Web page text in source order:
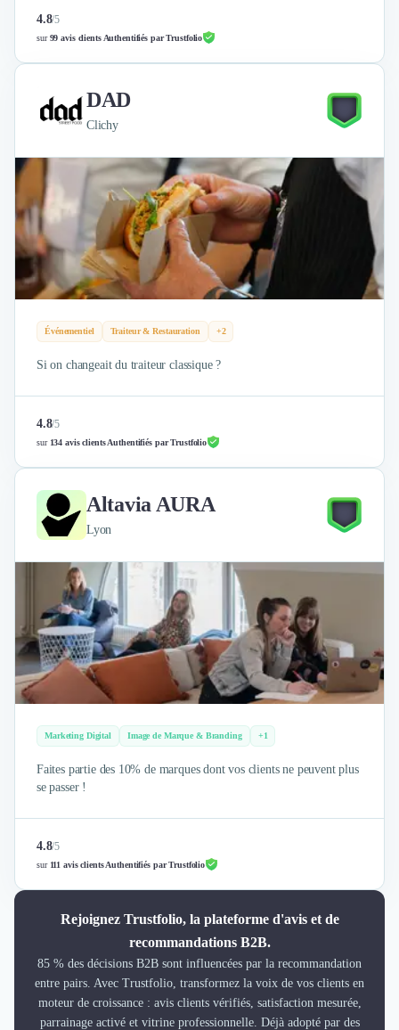
4.8/5
sur99 avis clients Authentifiés par Trustfolio
DAD
Clichy
Événementiel Traiteur & Restauration +2
Si on changeait du traiteur classique ?
4.8/5
sur 134 avis clients Authentifiés par Trustfolio
Altavia AURA
Lyon
Marketing Digital Image de Marque & Branding +1
Faites partie des 10% de marques dont vos clients ne peuvent plus
se passer !
4.8/5
sur 111 avis clients Authentifiés par Trustfolio
Rejoignez Trustfolio, la plateforme d'avis et de
recommandations B2B.
85 % des décisions B2B sont influencées par la recommandation
entre pairs. Avec Trustfolio, transformez la voix de vos clients en
moteur de croissance : avis clients vérifiés, satisfaction mesurée,
parrainage activé et vitrine professionnelle. Déjà adopté par des